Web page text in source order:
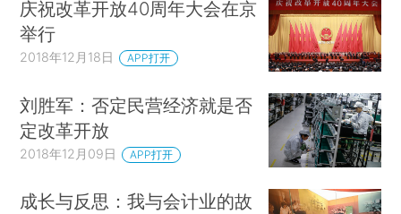
庆祝改革开放40周年大会在京
举行
2018年12月18日 APP打开
刘胜军：否定民营经济就是否
定改革开放
2018年12月09日 APP打开
成长与反思：我与会计业的故